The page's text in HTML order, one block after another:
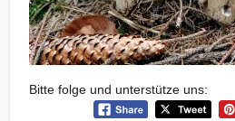
Bitte folge und unterstütze uns: